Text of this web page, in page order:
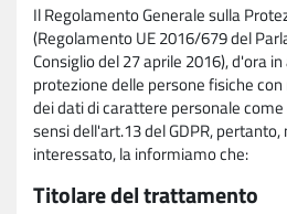
Il Regolamento Generale sulla
(Regolamento UE 2016/679 del
Consiglio del 27 aprile 2016), d'ora
protezione delle persone fisiche
dei dati di carattere personale
sensi dell'art.13 del GDPR,
interessato, la informiamo che:
Titolare del trattamento